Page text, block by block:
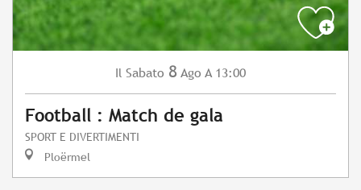
Il Sabato 8 Ago A 13:00
Football : Match de gala
SPORT E DIVERTIMENTI
Ploërmel